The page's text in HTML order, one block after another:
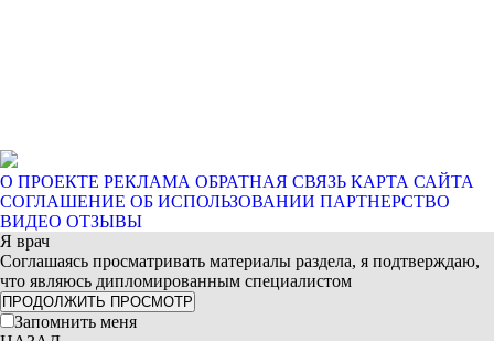
О ПРОЕКТЕ РЕКЛАМА ОБРАТНАЯ СВЯЗЬ КАРТА САЙТА
СОГЛАШЕНИЕ ОБ ИСПОЛЬЗОВАНИИ ПАРТНЕРСТВО
ВИДЕО ОТЗЫВЫ
Я врач
Соглашаясь просматривать материалы раздела, я подтверждаю,
что являюсь дипломированным специалистом
ПРОДОЛЖИТЬ ПРОСМОТР
Запомнить меня